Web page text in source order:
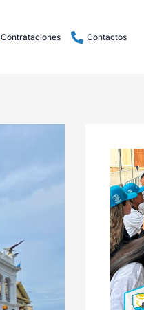
Contrataciones Contactos